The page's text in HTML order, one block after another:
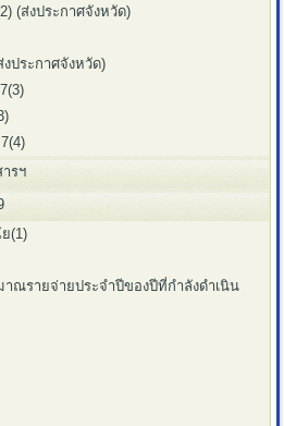
(ส่งประกาศจังหวัด)
ประกาศจังหวัด)
รฯ
(1)
าณรายจ่ายประจำปีของปีที่กำลังดำเนิน